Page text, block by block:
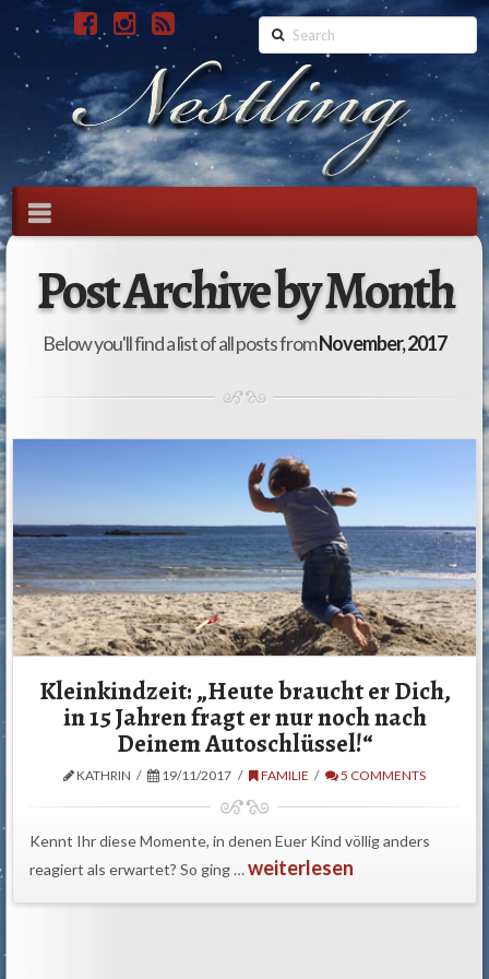
Search
Navigation
Post Archive by Month
Below you'll find a list of all posts fromNovember, 2017
Kleinkindzeit: „Heute braucht er Dich,
in 15 Jahren fragt er nur noch nach
Deinem Autoschlüssel!“
KATHRIN 19/11/2017 FAMILIE 5 COMMENTS
Kennt Ihr diese Momente, in denen Euer Kind völlig anders
reagiert als erwartet? So ging …weiterlesen